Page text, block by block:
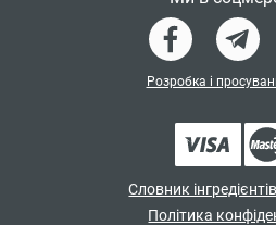
Словник
Політика
Розробка і